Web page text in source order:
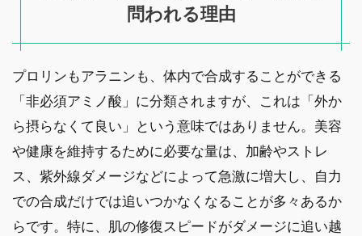
問われる理由
プロリンもアラニンも、体内で合成することができる
「非必須アミノ酸」に分類されますが、これは「外か
ら摂らなくて良い」という意味ではありません。美容
や健康を維持するために必要な量は、加齢やストレ
ス、紫外線ダメージなどによって急激に増大し、自力
での合成だけでは追いつかなくなることが多々あるか
らです。特に、肌の修復スピードがダメージに追い越